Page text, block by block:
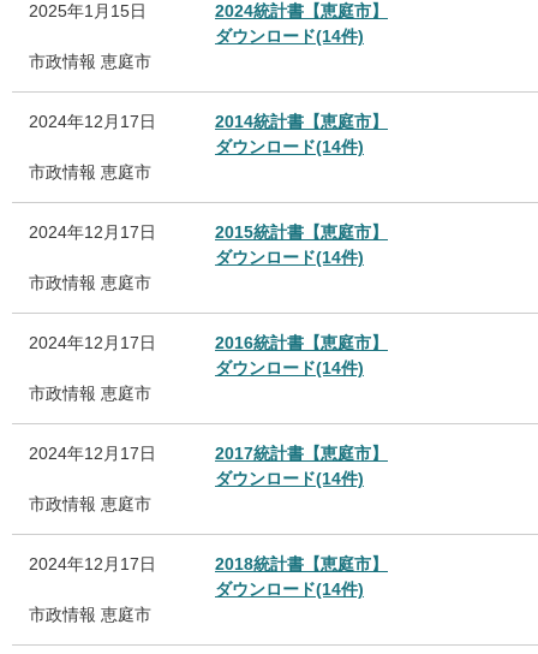
2025年1月15日
2024統計書【恵庭市】
ダウンロード(14件)
市政情報 恵庭市
2024年12月17日
2014統計書【恵庭市】
ダウンロード(14件)
市政情報 恵庭市
2024年12月17日
2015統計書【恵庭市】
ダウンロード(14件)
市政情報 恵庭市
2024年12月17日
2016統計書【恵庭市】
ダウンロード(14件)
市政情報 恵庭市
2024年12月17日
2017統計書【恵庭市】
ダウンロード(14件)
市政情報 恵庭市
2024年12月17日
2018統計書【恵庭市】
ダウンロード(14件)
市政情報 恵庭市